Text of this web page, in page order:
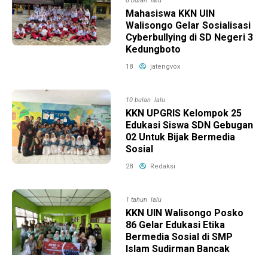
Mahasiswa KKN UIN
Walisongo Gelar Sosialisasi
Cyberbullying di SD Negeri 3
Kedungboto
18 jatengvox
10 bulan lalu
KKN UPGRIS Kelompok 25
Edukasi Siswa SDN Gebugan
02 Untuk Bijak Bermedia
Sosial
28 Redaksi
1 tahun lalu
KKN UIN Walisongo Posko
86 Gelar Edukasi Etika
Bermedia Sosial di SMP
Islam Sudirman Bancak